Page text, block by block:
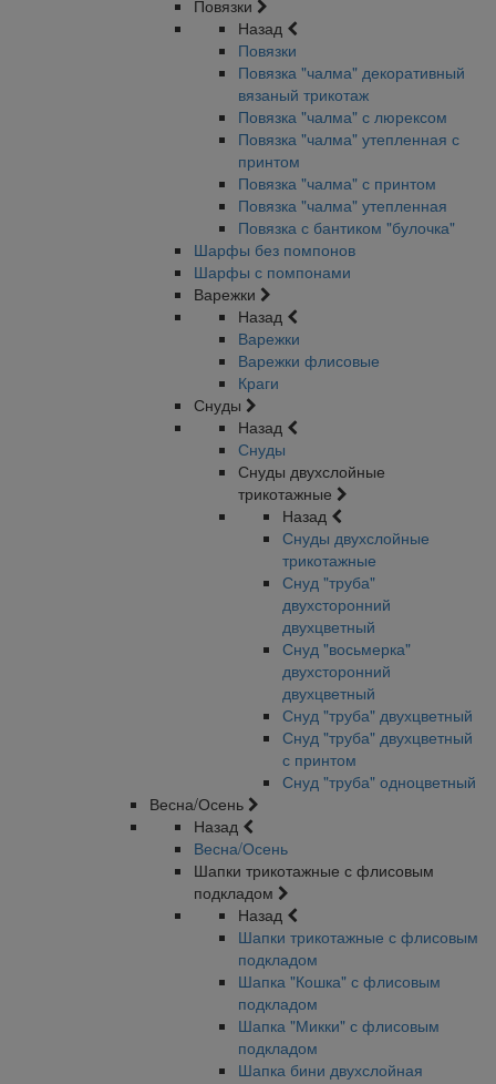
Повязки
Назад
Повязки
Повязка "чалма" декоративный
вязаный трикотаж
Повязка "чалма" с люрексом
Повязка "чалма" утепленная с
принтом
Повязка "чалма" с принтом
Повязка "чалма" утепленная
Повязка с бантиком "булочка"
Шарфы без помпонов
Шарфы с помпонами
Варежки
Назад
Варежки
Варежки флисовые
Краги
Снуды
Назад
Снуды
Снуды двухслойные
трикотажные
Назад
Снуды двухслойные
трикотажные
Снуд "труба"
двухсторонний
двухцветный
Снуд "восьмерка"
двухсторонний
двухцветный
Снуд "труба" двухцветный
Снуд "труба" двухцветный
с принтом
Снуд "труба" одноцветный
Весна/Осень
Назад
Весна/Осень
Шапки трикотажные с флисовым
подкладом
Назад
Шапки трикотажные с флисовым
подкладом
Шапка "Кошка" с флисовым
подкладом
Шапка "Микки" с флисовым
подкладом
Шапка бини двухслойная